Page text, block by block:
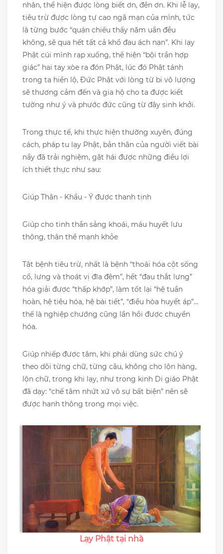
nhân, thể hiện được lòng biết ơn, đền ơn. Khi lễ lạy,
tiêu trừ được lòng tự cao ngã mạn của mình, tức
là từng bước “quán chiếu thấy năm uẩn đều
không, sẽ qua hết tất cả khổ đau ách nạn”. Khi lạy
Phật cúi mình rạp xuống, thể hiện “bội trần hợp
giác” hai tay xòe ra đón Phật, lúc đó Phật tánh
trong ta hiển lộ, Đức Phật với lòng từ bi vô lượng
sẽ thương cảm đến và gia hộ cho ta được kiết
tường như ý và phước đức cũng từ đây sinh khởi.
Trong thực tế, khi thực hiện thường xuyên, đúng
cách, pháp tu lạy Phật, bản thân của người viết bài
nầy đã trải nghiệm, gặt hái được những điều lợi
ích thiết thực như sau:
Giúp Thân - Khẩu - Ý được thanh tịnh
Giúp cho tinh thần sảng khoái, máu huyết lưu
thông, thân thể mạnh khỏe
Tật bệnh tiêu trừ, nhất là bệnh “thoái hóa cột sống
cổ, lưng và thoát vị đĩa đệm”, hết “đau thắt lưng”
hóa giải được “thấp khớp”, làm tốt lại “hệ tuần
hoàn, hệ tiêu hóa, hệ bài tiết”, “điều hòa huyết áp”…
thế là nghiệp chướng cũng lần hồi được chuyển
hóa.
Giúp nhiếp được tâm, khi phải dùng sức chú ý
theo dõi từng chữ, từng câu, không cho lộn hàng,
lộn chữ, trong khi lạy, như trong kinh Di giáo Phật
đã dạy: “chế tâm nhứt xứ vô sự bất biện” nên sẽ
được hanh thông trong mọi việc.
Lạy Phật tại nhà